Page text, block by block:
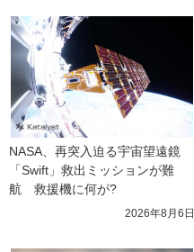
NASA、再突入迫る宇宙望遠鏡
「Swift」救出ミッションが難
航　救援機に何が?
2026年8月6日